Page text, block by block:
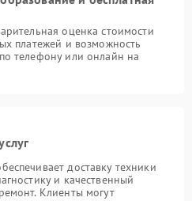
оценка стоимости
платежей и возможность
телефону или онлайн на
доставку техники
и качественный
Клиенты могут